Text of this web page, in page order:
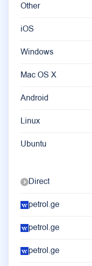
Other
iOS
Windows
Mac OS X
Android
Linux
Ubuntu
Direct
petrol.ge
petrol.ge
petrol.ge